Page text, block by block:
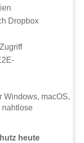
Dropbox
Windows, macOS,
nahtlose
heute